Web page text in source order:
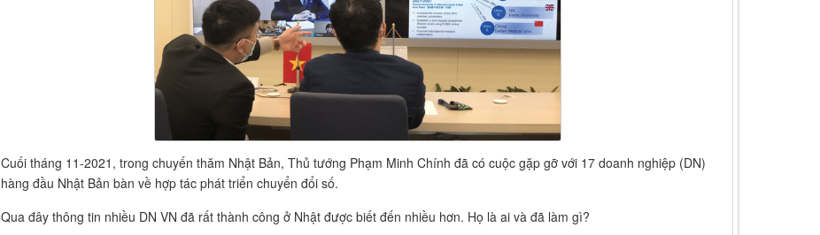
Cuối tháng 11-2021, trong chuyến thăm Nhật Bản, Thủ tướng Phạm Minh Chính đã có cuộc gặp gỡ với 17 doanh nghiệp (DN)
hàng đầu Nhật Bản bàn về hợp tác phát triển chuyển đổi số.
Qua đây thông tin nhiều DN VN đã rất thành công ở Nhật được biết đến nhiều hơn. Họ là ai và đã làm gì?